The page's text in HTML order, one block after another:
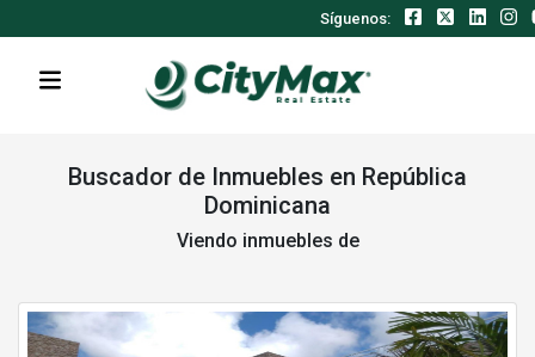
Síguenos:
Buscador de Inmuebles en República
Dominicana
Viendo inmuebles de